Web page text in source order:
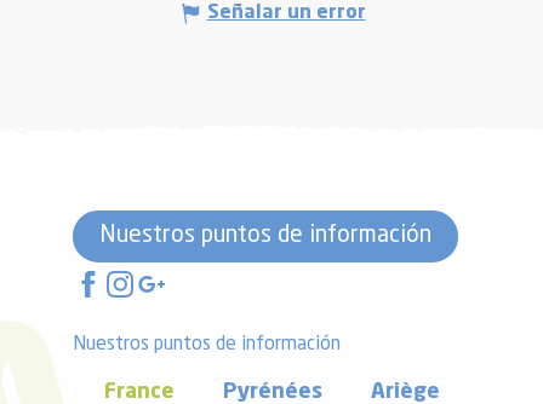
Señalar un error
Nuestros puntos de información
Nuestros puntos de información
France Pyrénées Ariège